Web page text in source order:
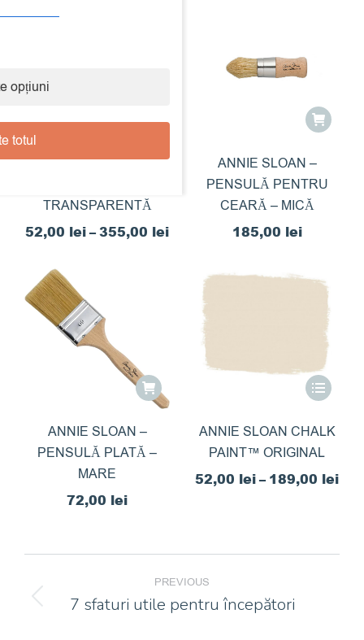
are
multe
variații.
pagina
produsului.
ANNIE SLOAN –
TRANSPARENTĂ
52,00 lei–355,00 leiInterval
prețuri:
52,00 lei
355,00 lei
ANNIE SLOAN –
PENSULĂ PENTRU
CEARĂ – MICĂ
185,00 lei
ANNIE SLOAN –
PENSULĂ PLATĂ –
MARE
72,00 lei
Acest
are
mai
multe
ANNIE SLOAN CHALK
PAINT™ ORIGINAL
52,00 lei– 189,00 lei
POST
NAVIGATIONPREVIOUS
Previous
7 sfaturi utile pentru începători
opțiuni
totul